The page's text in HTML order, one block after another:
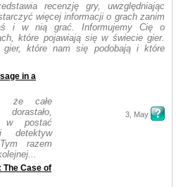
recenzję gry, uwzględniając
więcej informacji o grach zanim
i w nią grać. Informujemy Cię o
które pojawiają się w świecie gier.
które nam się podobają i które
in a
że całe
w postać
detektyw
razem
3, May
The Case of